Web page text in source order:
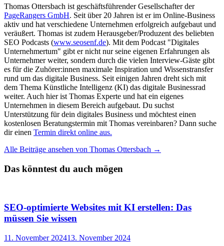
Thomas Ottersbach ist geschäftsführender Gesellschafter der
PageRangers GmbH. Seit über 20 Jahren ist er im Online-Business
aktiv und hat verschiedene Unternehmen erfolgreich aufgebaut und
veräußert. Thomas ist zudem Herausgeber/Produzent des beliebten
SEO Podcasts (www.seosenf.de). Mit dem Podcast "Digitales
Unternehmertum" gibt er nicht nur seine eigenen Erfahrungen als
Unternehmer weiter, sondern durch die vielen Interview-Gäste gibt
es für die Zuhörer:innen maximale Inspiration und Wissenstransfer
rund um das digitale Business. Seit einigen Jahren dreht sich mit
dem Thema Künstliche Intelligenz (KI) das digitale Businessrad
weiter. Auch hier ist Thomas Experte und hat ein eigenes
Unternehmen in diesem Bereich aufgebaut. Du suchst
Unterstützung für dein digitales Business und möchtest einen
kostenlosen Beratungstermin mit Thomas vereinbaren? Dann suche
dir einen Termin direkt online aus.
Alle Beiträge ansehen von Thomas Ottersbach →
Das könntest du auch mögen
SEO-optimierte Websites mit KI erstellen: Das
müssen Sie wissen
11. November 202413. November 2024